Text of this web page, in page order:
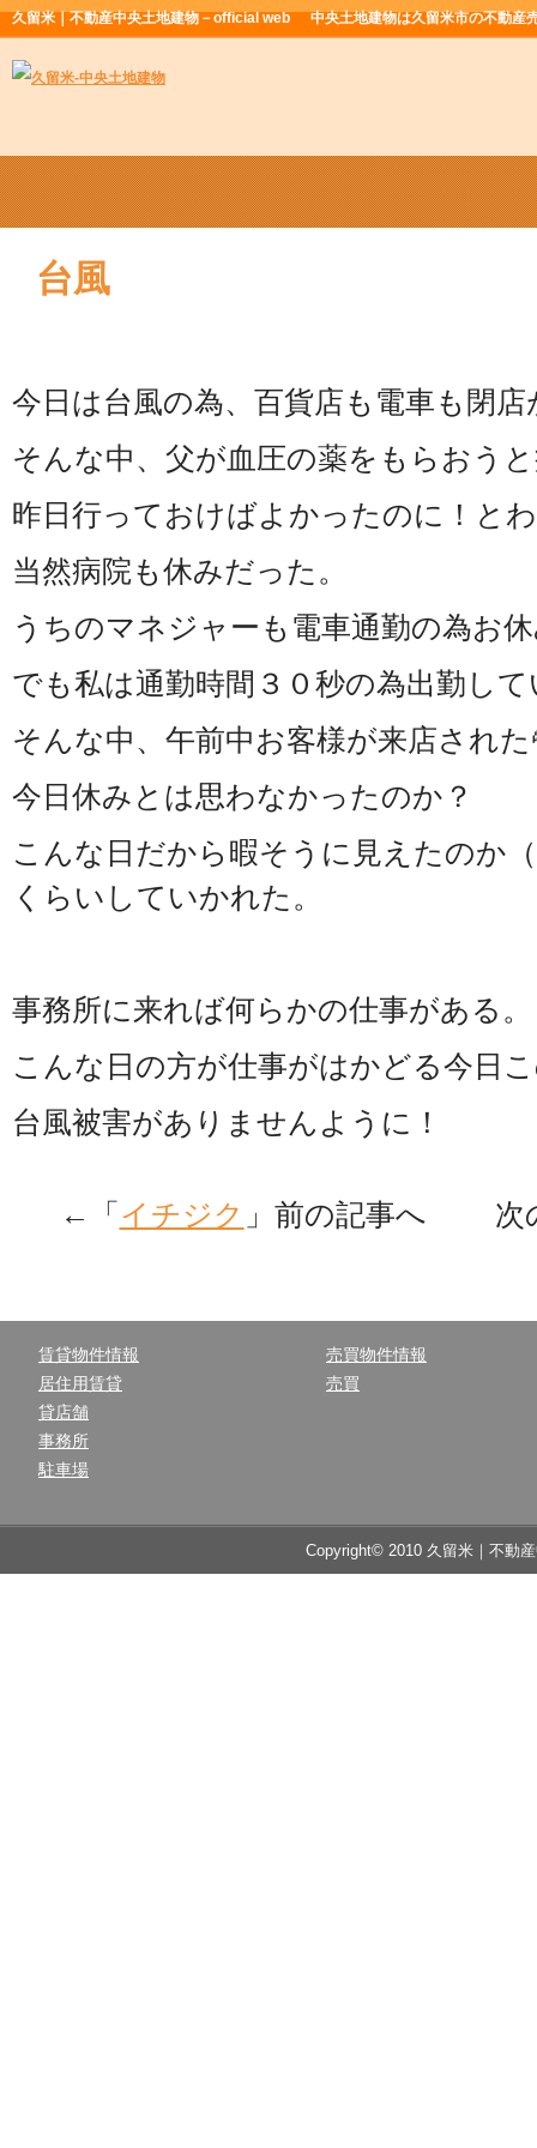
久留米｜不動産中央土地建物－official web 中央土地建物は久留米市の不動産
台風
今日は台風の為、百貨店も電車も閉
そんな中、父が血圧の薬をもらおう
昨日行っておけばよかったのに！と
当然病院も休みだった。
うちのマネジャーも電車通勤の為お
でも私は通勤時間３０秒の為出勤して
そんな中、午前中お客様が来店された
今日休みとは思わなかったのか？
こんな日だから暇そうに見えたのか
くらいしていかれた。
事務所に来れば何らかの仕事がある。
こんな日の方が仕事がはかどる今日
台風被害がありませんように！
←「 イチジク 」前の記事へ 次
賃貸物件情報
居住用賃貸
貸店舗
事務所
駐車場
売買物件情報
売買
Copyright© 2010 久留米｜不動